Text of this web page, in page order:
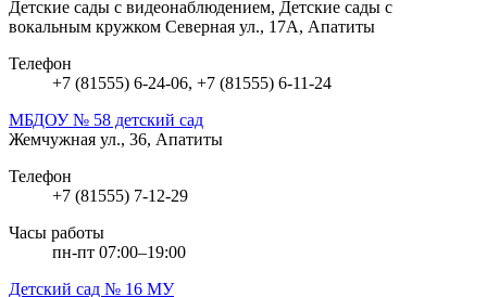
Детские сады с видеонаблюдением, Детские сады с
вокальным кружком Северная ул., 17А, Апатиты
Телефон
+7 (81555) 6-24-06, +7 (81555) 6-11-24
МБДОУ № 58 детский сад
Жемчужная ул., 36, Апатиты
Телефон
+7 (81555) 7-12-29
Часы работы
пн-пт 07:00–19:00
Детский сад № 16 МУ